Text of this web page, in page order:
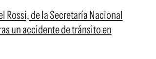
Rossi, de la Secretaría Nacional
un accidente de tránsito en